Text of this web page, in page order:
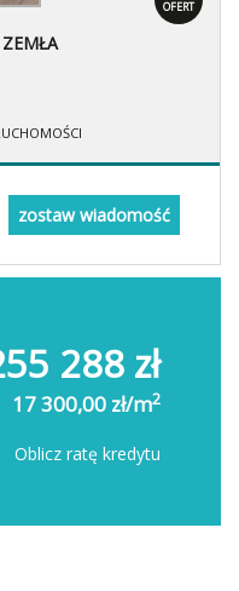
OFERT
ZEMŁA
zostaw wiadomość
288 zł
17 300,00 zł/m2
Oblicz ratę kredytu